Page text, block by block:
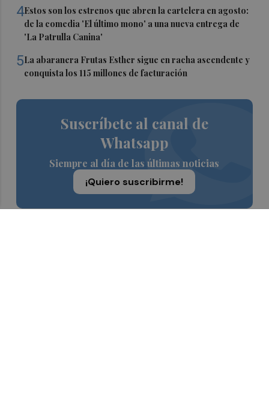
4Estos son los estrenos que abren la cartelera en agosto:
de la comedia 'El último mono' a una nueva entrega de
'La Patrulla Canina'
5La abaranera Frutas Esther sigue en racha ascendente y
conquista los 115 millones de facturación
Suscríbete al canal de
Whatsapp
Siempre al día de las últimas noticias
¡Quiero suscribirme!